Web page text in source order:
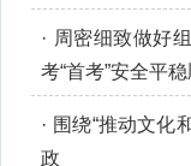
· 周密细致做好
考“首考”安全平
· 围绕“推动文化
政